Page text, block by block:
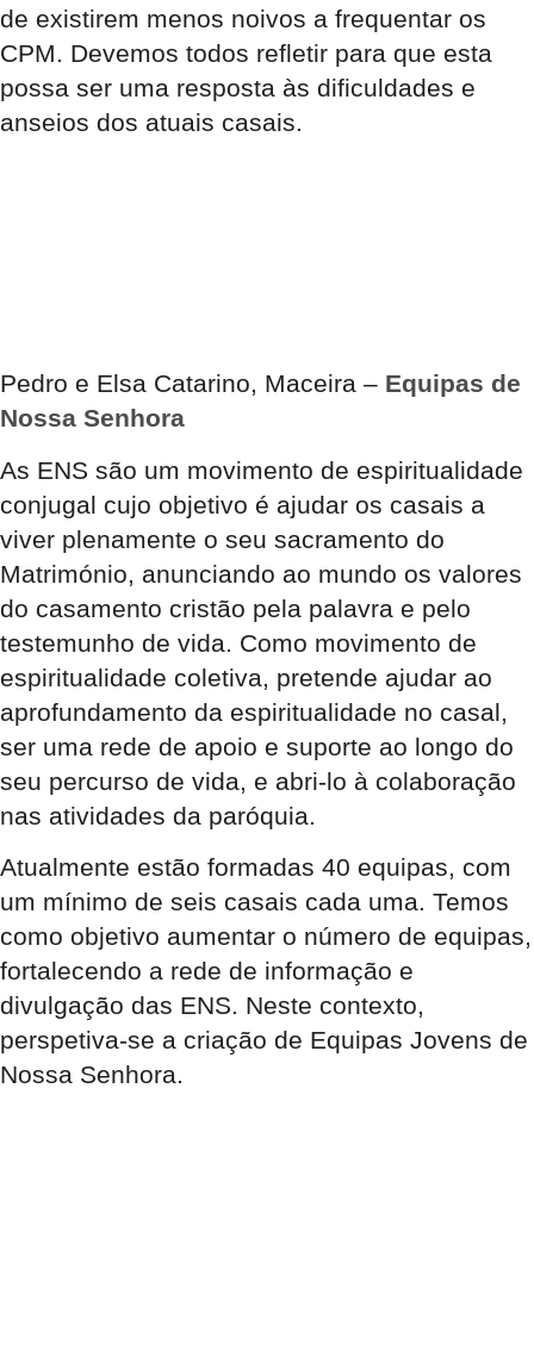
de existirem menos noivos a frequentar os
CPM. Devemos todos refletir para que esta
possa ser uma resposta às dificuldades e
anseios dos atuais casais.
Pedro e Elsa Catarino, Maceira – Equipas de
Nossa Senhora
As ENS são um movimento de espiritualidade
conjugal cujo objetivo é ajudar os casais a
viver plenamente o seu sacramento do
Matrimónio, anunciando ao mundo os valores
do casamento cristão pela palavra e pelo
testemunho de vida. Como movimento de
espiritualidade coletiva, pretende ajudar ao
aprofundamento da espiritualidade no casal,
ser uma rede de apoio e suporte ao longo do
seu percurso de vida, e abri-lo à colaboração
nas atividades da paróquia.
Atualmente estão formadas 40 equipas, com
um mínimo de seis casais cada uma. Temos
como objetivo aumentar o número de equipas,
fortalecendo a rede de informação e
divulgação das ENS. Neste contexto,
perspetiva-se a criação de Equipas Jovens de
Nossa Senhora.